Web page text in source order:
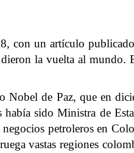
con un artículo
la vuelta al mundo.
Nobel de Paz, que en
sido Ministra de
petroleros en
vastas regiones